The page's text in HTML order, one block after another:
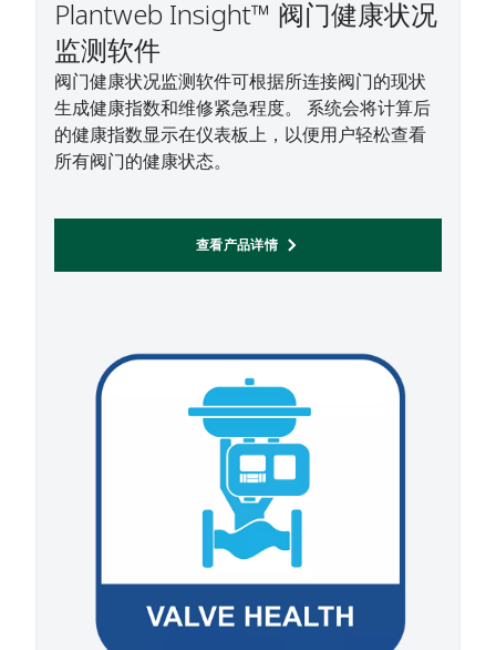
Plantweb Insight™ 阀门健康状况
监测软件
阀门健康状况监测软件可根据所连接阀门的现状
生成健康指数和维修紧急程度。 系统会将计算后
的健康指数显示在仪表板上，以便用户轻松查看
所有阀门的健康状态。
查看产品详情